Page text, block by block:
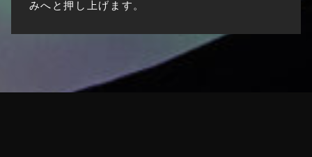
みへと押し上げます。